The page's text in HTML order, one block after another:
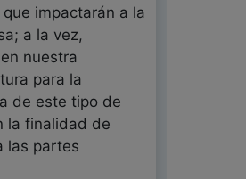
impactarán a la
a la vez,
nuestra
para la
de este tipo de
la finalidad de
las partes